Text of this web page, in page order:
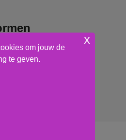
om jouw de
te geven.
x